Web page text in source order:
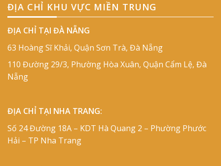
ĐỊA CHỈ KHU VỰC MIỀN TRUNG
ĐỊA CHỈ TẠI ĐÀ NẴNG
63 Hoàng Sĩ Khải, Quận Sơn Trà, Đà Nẵng
110 Đường 29/3, Phường Hòa Xuân, Quận Cẩm Lệ, Đà
Nẵng
ĐỊA CHỈ TẠI NHA TRANG:
Số 24 Đường 18A – KDT Hà Quang 2 – Phường Phước
Hải – TP Nha Trang